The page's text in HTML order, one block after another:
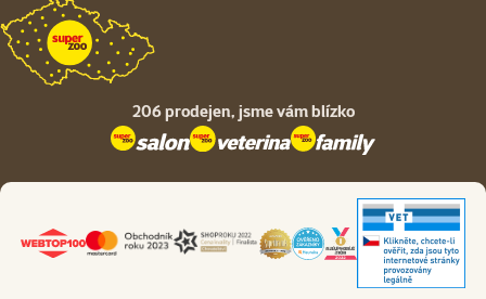
206 prodejen, jsme vám blízko